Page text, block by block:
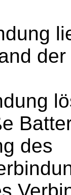
des